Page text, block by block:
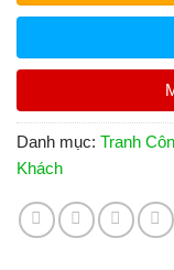
Danh mục: Tranh
Khách